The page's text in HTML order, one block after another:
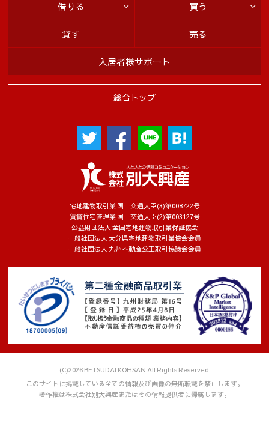
宅地建物取引業 国土交通大臣(3)第008722号
賃貸住宅管理業 国土交通大臣(2)第003127号
公益財団法人 全国宅地建物取引業保証協会
一般社団法人 大分県宅地建物取引業協会会員
一般社団法人 九州不動産公正取引協議会会員
総合トップ
借りる 買う
貸す 売る
入居者様サポート
(C)2026 BETSUDAI KOHSAN All Rights Reserved.
このサイトに掲載している全ての情報及び画像の無断転載を禁止します。
著作権は株式会社別大興産またはその情報提供者に帰属します。